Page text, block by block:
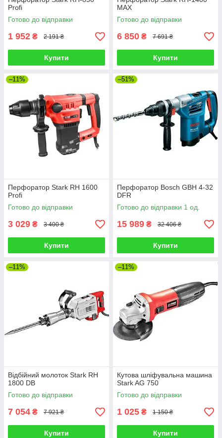
Profi
Готово до відправки
1 952 ₴ 2 191 ₴
Купити
MAX
Готово до відправки
6 850 ₴ 7 691 ₴
Купити
–11%
Перфоратор Stark RH 1600
Profi
Готово до відправки
3 029 ₴ 3 400 ₴
Купити
–51%
Перфоратор Bosch GBH 4-32
DFR
Готово до відправки 1 од.
15 989 ₴ 32 406 ₴
Купити
–11%
Відбійний молоток Stark RH
1800 DB
Готово до відправки
7 054 ₴ 7 921 ₴
Купити
–11%
Кутова шліфувальна машина
Stark AG 750
Готово до відправки
1 025 ₴ 1 150 ₴
Купити